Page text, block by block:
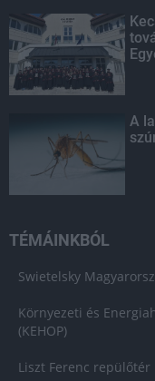
A
TÉMÁINKBÓL
Swietelsky
Környezeti és
(KEHOP)
Liszt Ferenc repülőtér